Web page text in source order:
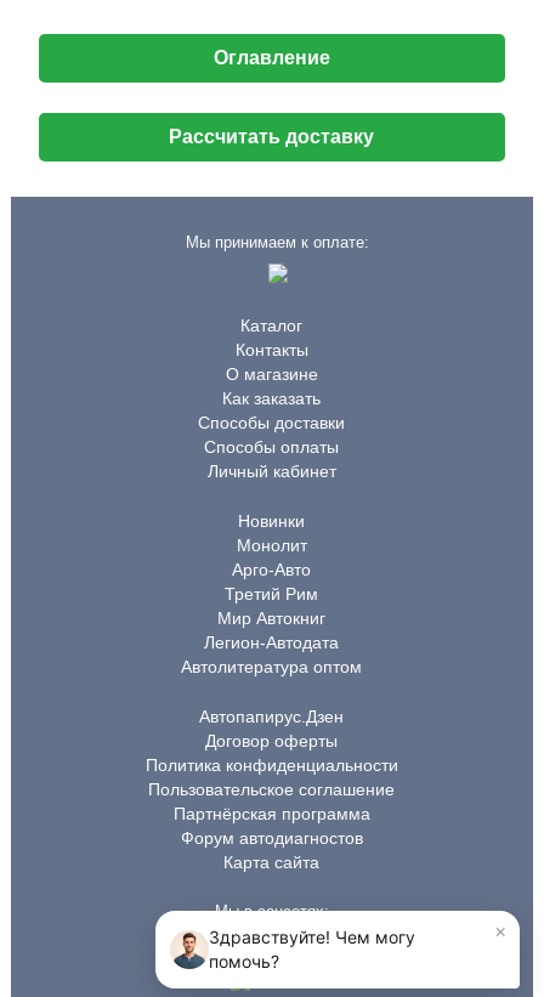
Оглавление
Рассчитать доставку
Мы принимаем к оплате:
Каталог
Контакты
О магазине
Как заказать
Способы доставки
Способы оплаты
Личный кабинет
Новинки
Монолит
Арго-Авто
Третий Рим
Мир Автокниг
Легион-Автодата
Автолитература оптом
Автопапирус.Дзен
Договор оферты
Политика конфиденциальности
Пользовательское соглашение
Партнёрская программа
Форум автодиагностов
Карта сайта
Мы в соцсетях: